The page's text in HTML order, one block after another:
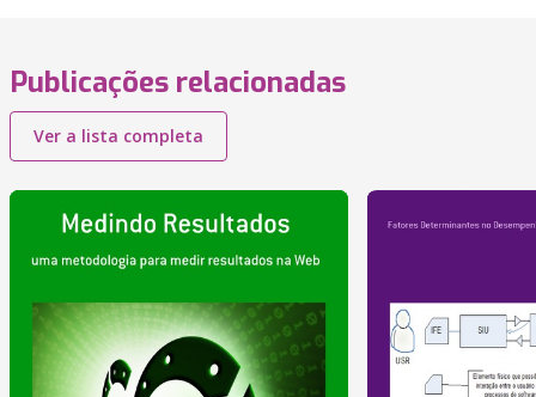
Publicações relacionadas
Ver a lista completa